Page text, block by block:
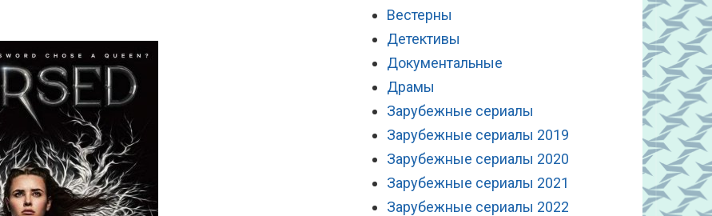
Вестерны
Детективы
Документальные
Драмы
Зарубежные сериалы
Зарубежные сериалы 2019
Зарубежные сериалы 2020
Зарубежные сериалы 2021
Зарубежные сериалы 2022